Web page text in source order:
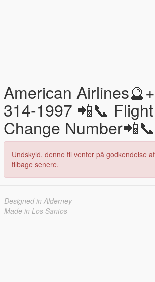
American
314-1997 📲📞
Change Number📲📞
Undskyld, denne fil venter på godkendelse
tilbage senere.
Designed in Alderney
Made in Los Santos